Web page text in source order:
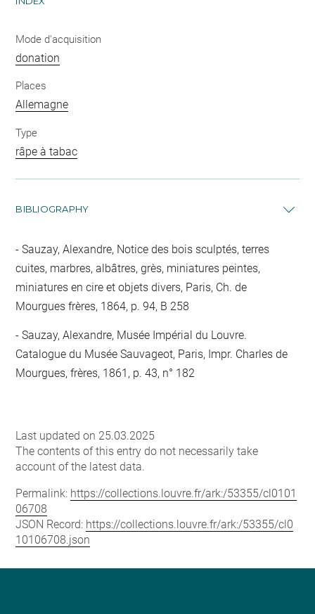
Mode d'acquisition
donation
Places
Allemagne
Type
râpe à tabac
BIBLIOGRAPHY
Sauzay, Alexandre, Notice des bois sculptés, terres
cuites, marbres, albâtres, grès, miniatures peintes,
miniatures en cire et objets divers, Paris, Ch. de
Mourgues frères, 1864, p. 94, B 258
Sauzay, Alexandre, Musée Impérial du Louvre.
Catalogue du Musée Sauvageot, Paris, Impr. Charles de
Mourgues, frères, 1861, p. 43, n° 182
Last updated on 25.03.2025
The contents of this entry do not necessarily take
account of the latest data.
Permalink: https://collections.louvre.fr/ark:/53355/cl0101
06708
JSON Record: https://collections.louvre.fr/ark:/53355/cl0
10106708.json